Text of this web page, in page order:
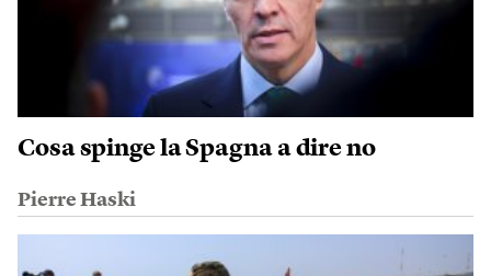
Cosa spinge la Spagna a dire no
Pierre Haski